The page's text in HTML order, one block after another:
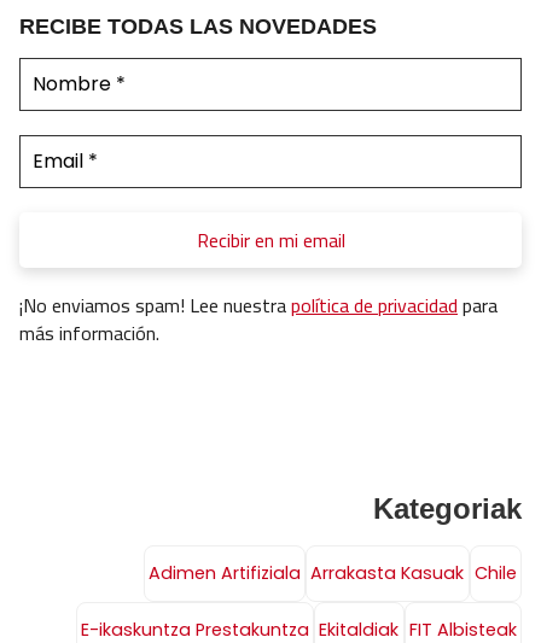
RECIBE TODAS LAS NOVEDADES
¡No enviamos spam! Lee nuestrapolítica de privacidadpara
más información.
Kategoriak
Adimen Artifiziala Arrakasta Kasuak Chile
E-ikaskuntza Prestakuntza Ekitaldiak FIT Albisteak